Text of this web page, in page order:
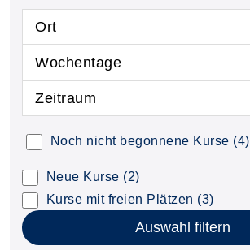
Ort
Wochentage
Zeitraum
Noch nicht begonnene Kurse (4)
Neue Kurse (2)
Kurse mit freien Plätzen (3)
Auswahl filtern